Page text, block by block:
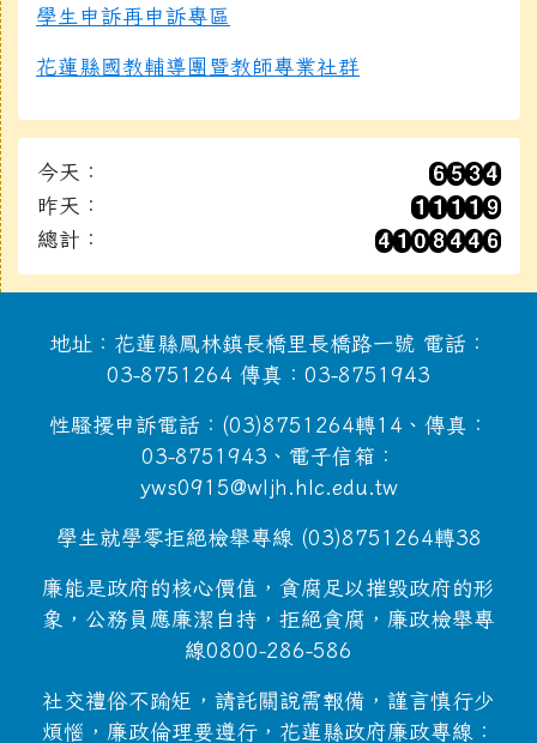
學生申訴再申訴專區
花蓮縣國教輔導團暨教師專業社群
今天：
昨天：
總計：
地址：花蓮縣鳳林鎮長橋里長橋路一號 電話：
03-8751264 傳真：03-8751943
性騷擾申訴電話：(03)8751264轉14、傳真：
03-8751943、電子信箱：
yws0915@wljh.hlc.edu.tw
學生就學零拒絕檢舉專線 (03)8751264轉38
廉能是政府的核心價值，貪腐足以摧毀政府的形
象，公務員應廉潔自持，拒絕貪腐，廉政檢舉專
線0800-286-586
社交禮俗不踰矩，請託關說需報備，謹言慎行少
煩惱，廉政倫理要遵行，花蓮縣政府廉政專線：